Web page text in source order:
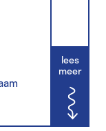
lees
meer